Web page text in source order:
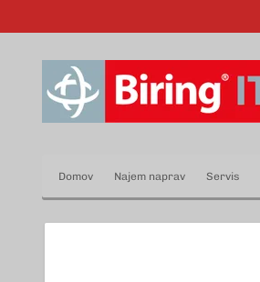
Domov Najem naprav Servis